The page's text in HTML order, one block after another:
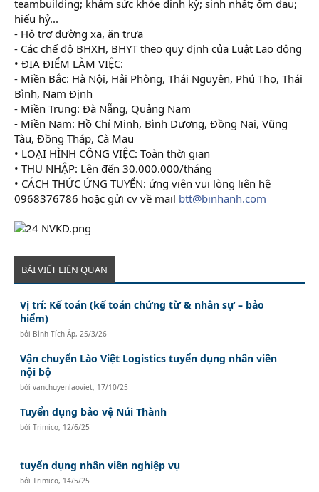
teambuilding; khám sức khỏe định kỳ; sinh nhật; ốm đau;
hiếu hỷ...
- Hỗ trợ đường xa, ăn trưa
- Các chế độ BHXH, BHYT theo quy định của Luật Lao động
• ĐỊA ĐIỂM LÀM VIỆC:
- Miền Bắc: Hà Nội, Hải Phòng, Thái Nguyên, Phú Thọ, Thái
Bình, Nam Định
- Miền Trung: Đà Nẵng, Quảng Nam
- Miền Nam: Hồ Chí Minh, Bình Dương, Đồng Nai, Vũng
Tàu, Đồng Tháp, Cà Mau
• LOẠI HÌNH CÔNG VIỆC: Toàn thời gian
• THU NHẬP: Lên đến 30.000.000/tháng
• CÁCH THỨC ỨNG TUYỂN: ứng viên vui lòng liên hệ
0968376786 hoặc gửi cv về mail btt@binhanh.com
BÀI VIẾT LIÊN QUAN
Vị trí: Kế toán (kế toán chứng từ & nhân sự – bảo
hiểm)
bởi Bình Tích Áp, 25/3/26
Vận chuyển Lào Việt Logistics tuyển dụng nhân viên
nội bộ
bởivanchuyenlaoviet, 17/10/25
Tuyển dụng bảo vệ Núi Thành
bởiTrimico, 12/6/25
tuyển dụng nhân viên nghiệp vụ
bởiTrimico, 14/5/25